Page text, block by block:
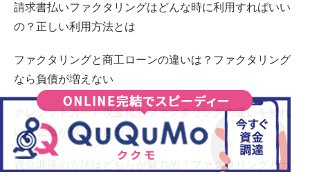
請求書払いファクタリングはどんな時に利用すればいい
の？正しい利用方法とは
ファクタリングと商工ローンの違いは？ファクタリング
なら負債が増えない
クレジットカード現金化とファクタリングの違いを知れ
ば資金難が解決できる！
資金調達の方法はどちらが魅力的？ファクタリングとカ